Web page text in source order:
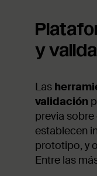
y
Las
validación
previa
establecen
prototipo, y
Entre las